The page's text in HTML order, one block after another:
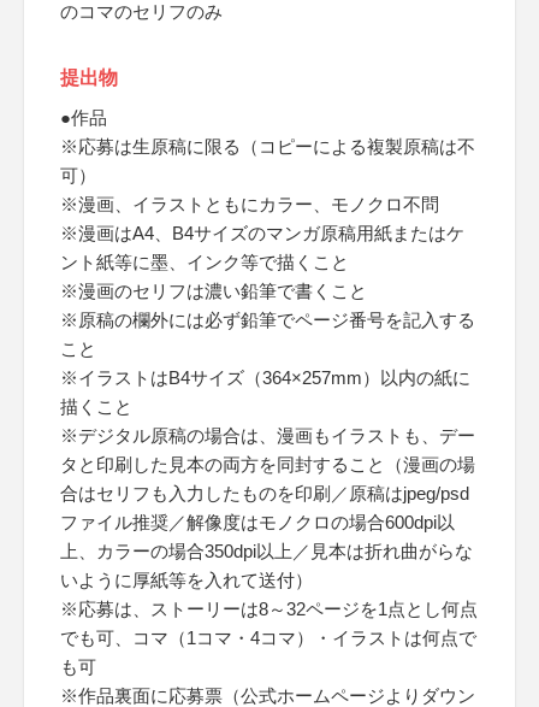
のコマのセリフのみ
提出物
●作品
※応募は生原稿に限る（コピーによる複製原稿は不
可）
※漫画、イラストともにカラー、モノクロ不問
※漫画はA4、B4サイズのマンガ原稿用紙またはケ
ント紙等に墨、インク等で描くこと
※漫画のセリフは濃い鉛筆で書くこと
※原稿の欄外には必ず鉛筆でページ番号を記入する
こと
※イラストはB4サイズ（364×257mm）以内の紙に
描くこと
※デジタル原稿の場合は、漫画もイラストも、デー
タと印刷した見本の両方を同封すること（漫画の場
合はセリフも入力したものを印刷／原稿はjpeg/psd
ファイル推奨／解像度はモノクロの場合600dpi以
上、カラーの場合350dpi以上／見本は折れ曲がらな
いように厚紙等を入れて送付）
※応募は、ストーリーは8～32ページを1点とし何点
でも可、コマ（1コマ・4コマ）・イラストは何点で
も可
※作品裏面に応募票（公式ホームページよりダウン